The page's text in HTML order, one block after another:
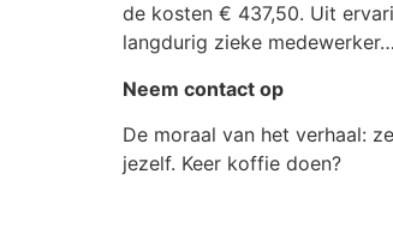
de kosten € 437,50. Uit
langdurig zieke medewerker…
Neem contact op
De moraal van het verhaal:
jezelf. Keer koffie doen?